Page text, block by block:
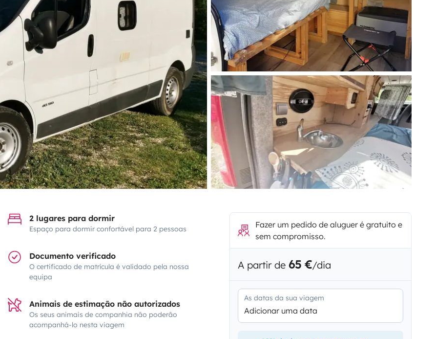
2 lugares para dormir
Espaço para dormir confortável para 2 pessoas
Documento verificado
O certificado de matrícula é validado pela nossa
equipa
Animais de estimação não autorizados
Os seus animais de companhia não poderão
acompanhá-lo nesta viagem
Fazer um pedido de aluguer é gratuito e
sem compromisso.
A partir de 65 €/dia
As datas da sua viagem
Adicionar uma data